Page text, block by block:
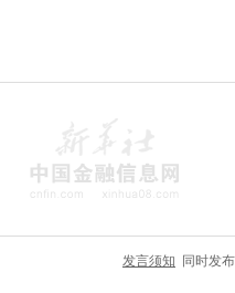
发言须知 同时发